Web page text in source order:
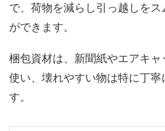
で、荷物を減らし引っ越しをス
ができます。
梱包資材は、新聞紙やエアキ
使い、壊れやすい物は特に丁
す。